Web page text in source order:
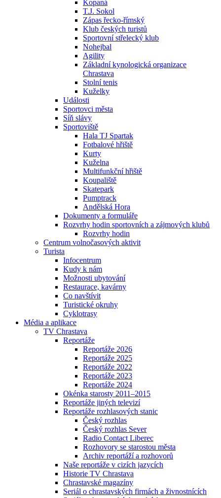
Kopaná
T.J. Sokol
Zápas řecko-římský
Klub českých turistů
Sportovní střelecký klub
Nohejbal
Agility
Základní kynologická organizace
Chrastava
Stolní tenis
Kuželky
Události
Sportovci města
Síň slávy
Sportoviště
Hala TJ Spartak
Fotbalové hřiště
Kurty
Kuželna
Multifunkční hřiště
Koupaliště
Skatepark
Pumptrack
Andělská Hora
Dokumenty a formuláře
Rozvrhy hodin sportovních a zájmových klubů
Rozvrhy hodin
Centrum volnočasových aktivit
Turista
Infocentrum
Kudy k nám
Možnosti ubytování
Restaurace, kavárny
Co navštívit
Turistické okruhy
Cyklotrasy
Média a aplikace
TV Chrastava
Reportáže
Reportáže 2026
Reportáže 2025
Reportáže 2022
Reportáže 2023
Reportáže 2024
Okénka starosty 2011–2015
Reportáže jiných televizí
Reportáže rozhlasových stanic
Český rozhlas
Český rozhlas Sever
Radio Contact Liberec
Rozhovory se starostou města
Archiv reportáží a rozhovorů
Naše reportáže v cizích jazycích
Historie TV Chrastava
Chrastavské magazíny
Seriál o chrastavských firmách a živnostnících